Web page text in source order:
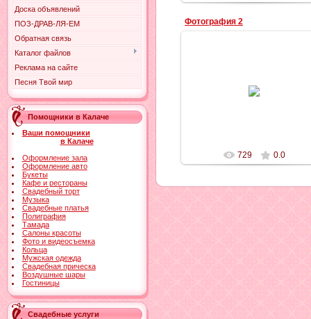
Доска объявлений
ПОЗ-ДРАВ-ЛЯ-ЕМ
Обратная связь
Каталог файлов
Реклама на сайте
Песня Твой мир
Помощники в Калаче
Ваши помощники
в Калаче
Оформление зала
Оформление авто
Букеты
Кафе и рестораны
Свадебный торт
Музыка
Свадебные платья
Полиграфия
Тамада
Салоны красоты
Фото и видеосъемка
Кольца
Мужская одежда
Свадебная прическа
Воздушные шары
Гостиницы
Свадебные услуги
Фотография 2
729 0.0